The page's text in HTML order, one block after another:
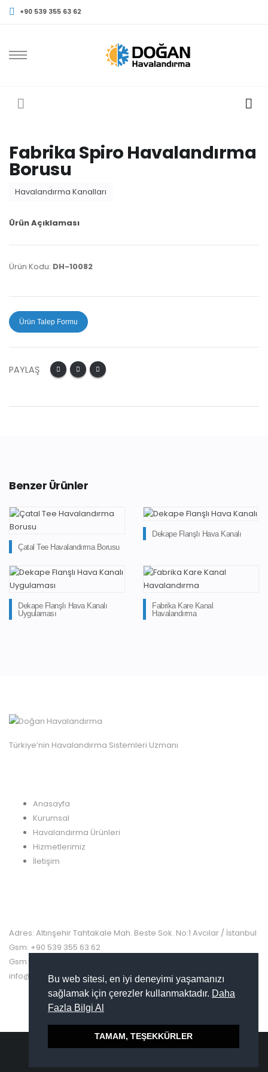
Bu web sitesi, en iyi deneyimi yaşamanızı
sağlamak için çerezler kullanmaktadır. Daha
Fazla Bilgi Al
TAMAM, TEŞEKKÜRLER
+90 539 355 63 62
Fabrika Spiro Havalandırma
Borusu
Havalandırma Kanalları
Ürün Açıklaması
Ürün Kodu: DH-10082
Ürün Talep Formu
PAYLAŞ
Benzer Ürünler
Çatal Tee Havalandırma Borusu
Dekape Flanşlı Hava Kanalı
Dekape Flanşlı Hava Kanalı
Uygulaması
Fabrika Kare Kanal
Havalandırma
Türkiye’nin Havalandırma Sistemleri Uzmanı
Anasayfa
Kurumsal
Havalandırma Ürünleri
Hizmetlerimiz
İletişim
Adres: Altınşehir Tahtakale Mah. Beste Sok. No:1 Avcılar / İstanbul
Gsm: +90 539 355 63 62
Gsm: +90 531 695 54 00
info@doganhavalandirma.com.tr